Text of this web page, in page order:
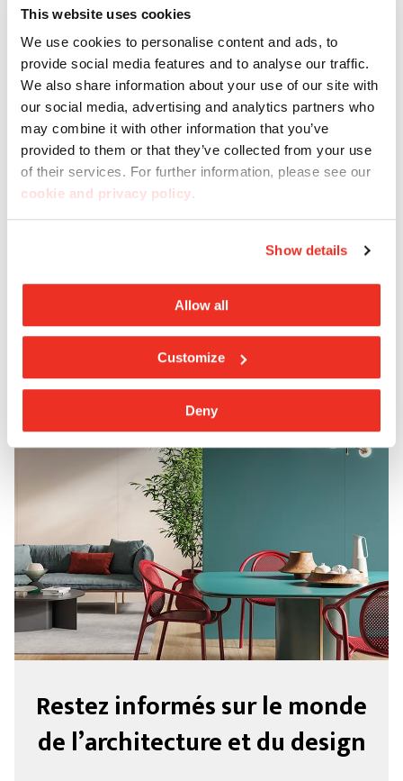
This website uses cookies
We use cookies to personalise content and ads, to
provide social media features and to analyse our traffic.
We also share information about your use of our site with
our social media, advertising and analytics partners who
may combine it with other information that you’ve
provided to them or that they’ve collected from your use
of their services. For further information, please see our
cookie and privacy policy.
Show details
Allow all
Customize
Deny
Green, Marte Emperador et Rosso Soraya et
Unicolore Giallo Ocra
Green, Marte Emperador et Rosso Soraya et
Unicolore Giallo Ocra
Restez informés sur le monde
de l’architecture et du design